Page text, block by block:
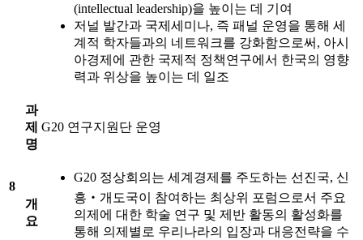
(intellectual leadership)을 높이는 데 기여
저널 발간과 국제세미나, 즉 패널 운영을 통해 세
계적 학자들과의 네트워크를 강화함으로써, 아시
아경제에 관한 국제적 정책연구에서 한국의 영향
력과 위상을 높이는 데 일조
8
과
제
명
G20 연구지원단 운영
개
요
G20 정상회의는 세계경제를 주도하는 선진국, 신
흥‧개도국이 참여하는 최상위 포럼으로서 주요
의제에 대한 학술 연구 및 제반 활동의 활성화를
통해 의제별로 우리나라의 입장과 대응전략을 수